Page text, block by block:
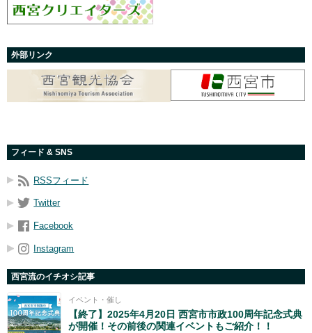
外部リンク
フィード & SNS
RSSフィード
Twitter
Facebook
Instagram
西宮流のイチオシ記事
イベント・催し
【終了】2025年4月20日 西宮市市政100周年記念式典
が開催！その前後の関連イベントもご紹介！！